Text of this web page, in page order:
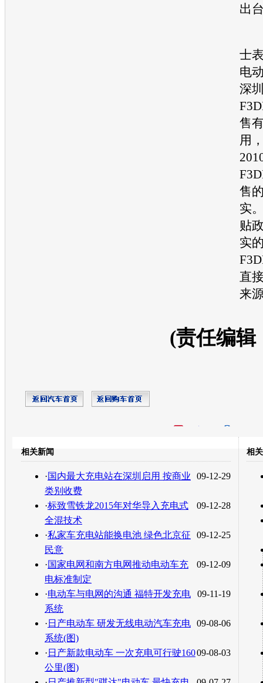
出
士
电
深
售
用
售
实
贴
实
直
来
(责任编辑
转发至：
相关新闻
09-12-29
·国内最大充电站在深圳启用 按商业
类别收费
09-12-28
·标致雪铁龙2015年对华导入充电式
全混技术
09-12-25
·私家车充电站能换电池 绿色北京征
民意
09-12-09
·国家电网和南方电网推动电动车充
电标准制定
09-11-19
·电动车与电网的沟通 福特开发充电
系统
09-08-06
· 日产电动车 研发无线电动汽车充电
系统(图)
09-08-03
· 日产新款电动车 一次充电可行驶160
公里(图)
相